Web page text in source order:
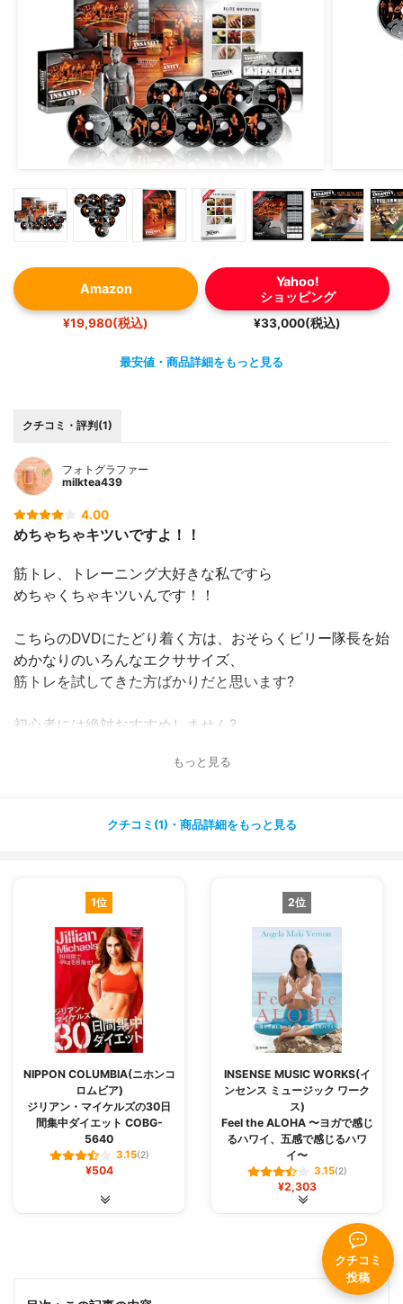
クチコミ
投稿
Amazon
¥19,980(税込)
Yahoo!
ショッピング
¥33,000(税込)
最安値・商品詳細をもっと見る
クチコミ・評判(1)
フォトグラファー
milktea439
4.00
めちゃちゃキツいですよ！！
筋トレ、トレーニング大好きな私ですら
めちゃくちゃキツいんです！！
こちらのDVDにたどり着く方は、おそらくビリー隊長を始
めかなりのいろんなエクササイズ、
筋トレを試してきた方ばかりだと思います?
初心者には絶対おすすめしません?
ですが、1日40分で必ず効果が出ますので、
決意の固い方はぜひ！！
もっと見る
クチコミ(1)・商品詳細をもっと見る
1位
NIPPON COLUMBIA(ニホンコ
ロムビア)
ジリアン・マイケルズの30日
間集中ダイエット COBG-
5640
3.15(2)
¥504
2位
INSENSE MUSIC WORKS(イ
ンセンス ミュージック ワーク
ス)
Feel the ALOHA 〜ヨガで感じ
るハワイ、五感で感じるハワ
イ〜
3.15(2)
¥2,303